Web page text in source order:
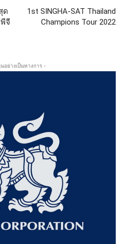
ด
จี
1st SINGHA-SAT Thailand
Champions Tour 2022
อย่างเป็นทางการ -